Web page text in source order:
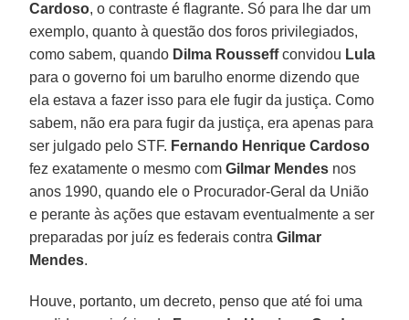
Cardoso, o contraste é flagrante. Só para lhe dar um
exemplo, quanto à questão dos foros privilegiados,
como sabem, quando Dilma Rousseffconvidou Lula
para o governo foi um barulho enorme dizendo que
ela estava a fazer isso para ele fugir da justiça. Como
sabem, não era para fugir da justiça, era apenas para
ser julgado pelo STF. Fernando Henrique Cardoso
fez exatamente o mesmo comGilmar Mendes nos
anos 1990, quando ele o Procurador-Geral da União
e perante às ações que estavam eventualmente a ser
preparadas por juíz es federais contraGilmar
Mendes.
Houve, portanto, um decreto, penso que até foi uma